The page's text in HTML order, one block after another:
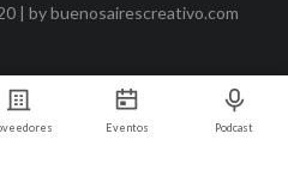
| bybuenosairescreativo.com
Eventos Podcast